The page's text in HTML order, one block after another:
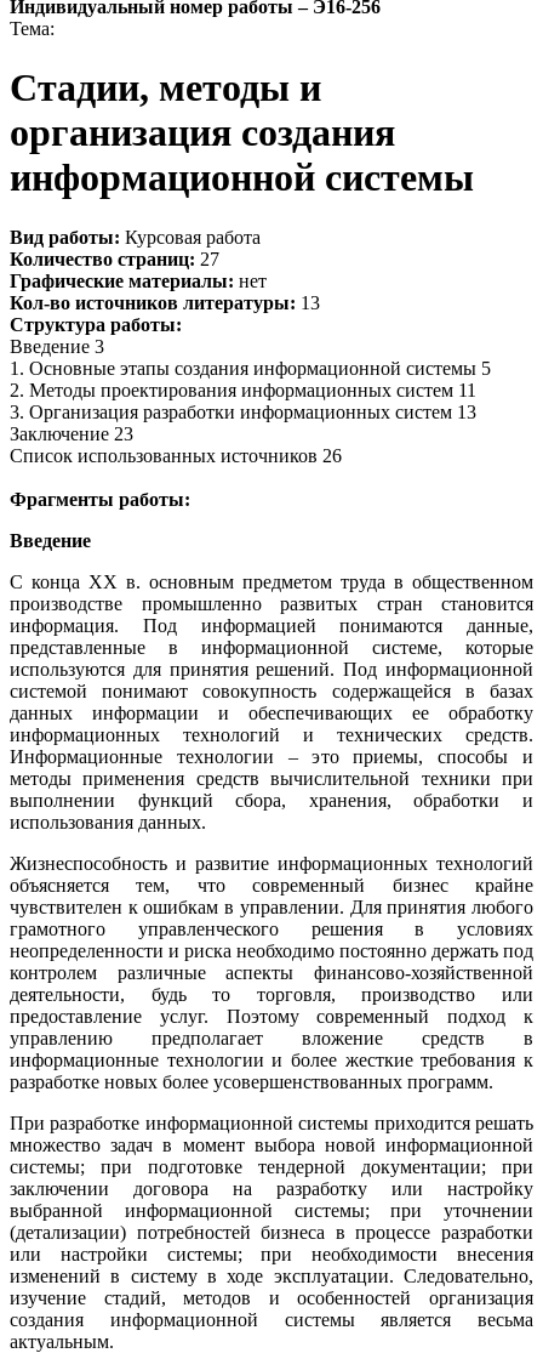
Индивидуальный номер работы – Э16-256
Тема:
Стадии, методы и
организация создания
информационной системы
Вид работы: Курсовая работа
Количество страниц: 27
Графические материалы: нет
Кол-во источников литературы: 13
Структура работы:
Введение 3
1. Основные этапы создания информационной системы 5
2. Методы проектирования информационных систем 11
3. Организация разработки информационных систем 13
Заключение 23
Список использованных источников 26
Фрагменты работы:
Введение
С конца XX в. основным предметом труда в общественном
производстве промышленно развитых стран становится
информация. Под информацией понимаются данные,
представленные в информационной системе, которые
используются для принятия решений. Под информационной
системой понимают совокупность содержащейся в базах
данных информации и обеспечивающих ее обработку
информационных технологий и технических средств.
Информационные технологии – это приемы, способы и
методы применения средств вычислительной техники при
выполнении функций сбора, хранения, обработки и
использования данных.
Жизнеспособность и развитие информационных технологий
объясняется тем, что современный бизнес крайне
чувствителен к ошибкам в управлении. Для принятия любого
грамотного управленческого решения в условиях
неопределенности и риска необходимо постоянно держать под
контролем различные аспекты финансово-хозяйственной
деятельности, будь то торговля, производство или
предоставление услуг. Поэтому современный подход к
управлению предполагает вложение средств в
информационные технологии и более жесткие требования к
разработке новых более усовершенствованных программ.
При разработке информационной системы приходится решать
множество задач в момент выбора новой информационной
системы; при подготовке тендерной документации; при
заключении договора на разработку или настройку
выбранной информационной системы; при уточнении
(детализации) потребностей бизнеса в процессе разработки
или настройки системы; при необходимости внесения
изменений в систему в ходе эксплуатации. Следовательно,
изучение стадий, методов и особенностей организация
создания информационной системы является весьма
актуальным.